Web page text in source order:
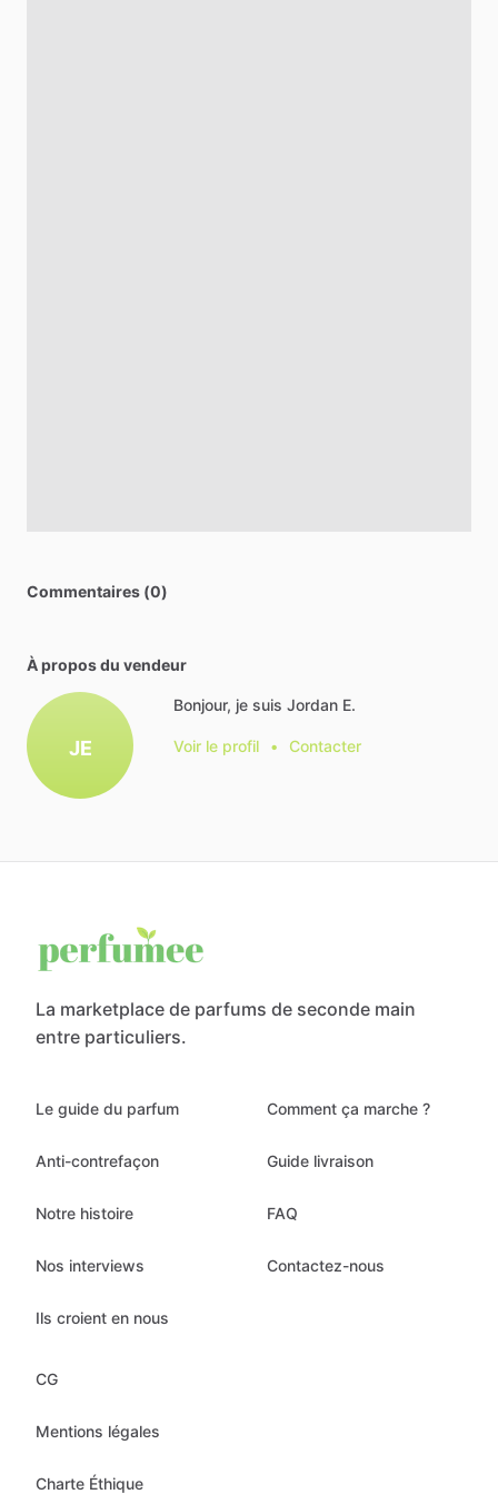
Commentaires (0)
À propos du vendeur
JE
Bonjour, je suis Jordan E.
Voir le profil • Contacter
La marketplace de parfums de seconde main
entre particuliers.
Le guide du parfum
Anti-contrefaçon
Notre histoire
Nos interviews
Ils croient en nous
Comment ça marche ?
Guide livraison
FAQ
Contactez-nous
CG
Mentions légales
Charte Éthique